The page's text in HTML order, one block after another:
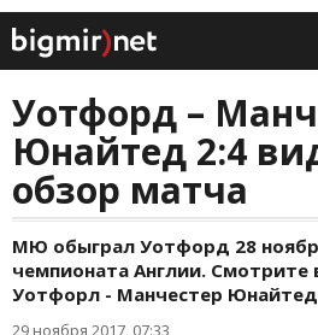
Уотфорд –
Юнайтед 2:4
обзор матча
МЮ обыграл Уотфорд 28
чемпионата Англии. Смотрите
Уотфорл - Манчестер